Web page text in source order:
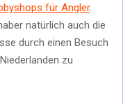
für Angler.
natürlich auch die
durch einen Besuch
zu